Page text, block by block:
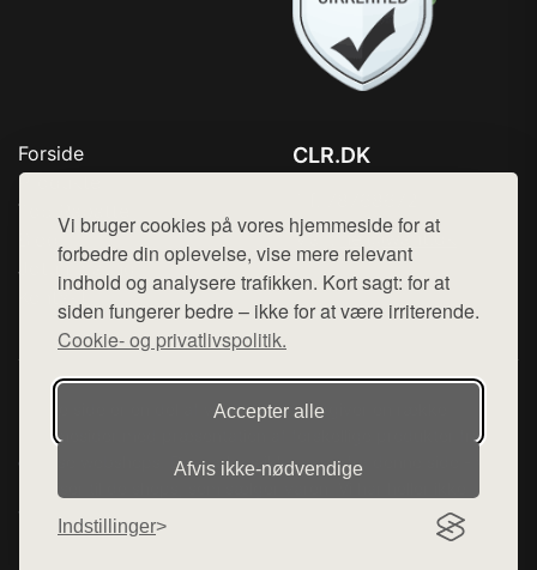
Vi bruger cookies på vores hjemmeside for at
forbedre din oplevelse, vise mere relevant
indhold og analysere trafikken. Kort sagt: for at
siden fungerer bedre – ikke for at være irriterende.
Cookie- og privatlivspolitik.
Accepter alle
Afvis ikke‑nødvendige
Indstillinger
Forside
Produkter
Top Rabatter
Jotun maling
Kontakt
CLR.DK
Mail:hej@want.dk
Cookie- og privatlivspolitik
Denne side er en del af want.dk, der udgiver en række
hjemmesider med præsentation af forskellige produkter fra
diverse webshops. Der sælges ikke varer fra denne side - vi
varerne på lager.